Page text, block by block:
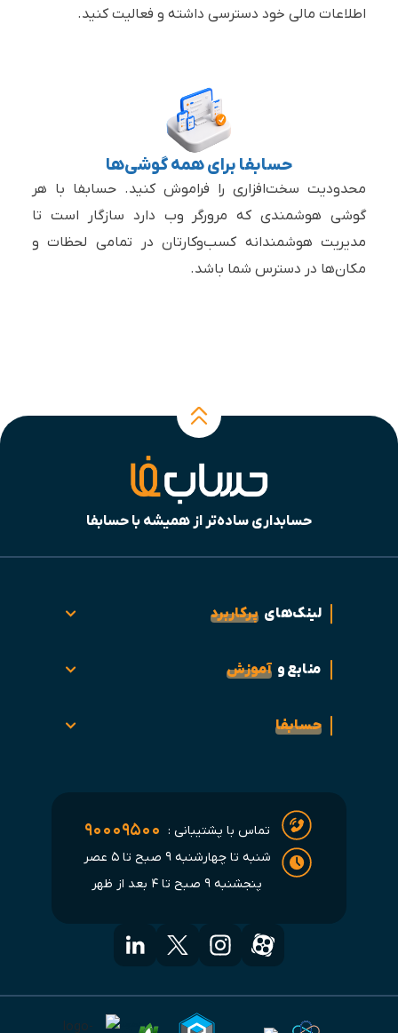
اطلاعات مالی خود دسترسی داشته و فعالیت کنید.
حسابفا برای همه گوشی‌ها
محدودیت سخت‌افزاری را فراموش کنید. حسابفا با هر
گوشی هوشمندی که مرورگر وب دارد سازگار است تا
مدیریت هوشمندانه کسب‌وکارتان در تمامی لحظات و
مکان‌ها در دسترس شما باشد.
حسابداری ساده‌تر از همیشه با حسابفا
لینک‌های پرکاربرد
منابع و آموزش
حسابفا
تماس با پشتیبانی : ۹۰۰۰۹۵۰۰
شنبه تا چهارشنبه ۹ صبح تا ۵ عصر
پنجشنبه ۹ صبح تا ۴ بعد از ظهر